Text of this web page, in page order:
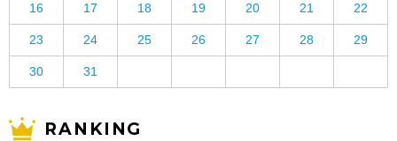
16 17 18 19 20 21 22
23 24 25 26 27 28 29
30 31
RANKING